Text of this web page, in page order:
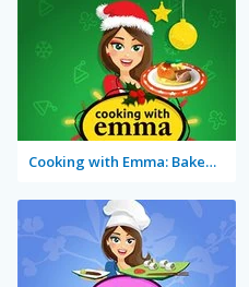
Cooking with Emma: Baked Apples Vegan